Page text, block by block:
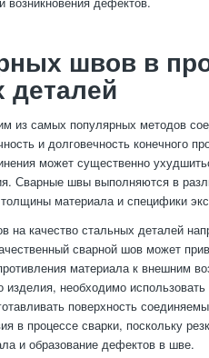
швов в
деталей
из самых популярных методов
и долговечность конечного
может существенно
Сварные швы выполняются в
материала и специфики
на качество стальных деталей
сварной шов может
материала к внешним
изделия, необходимо
поверхность
в процессе сварки, поскольку
и образование дефектов в шве.